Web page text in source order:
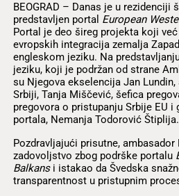
BEOGRAD – Danas je u rezidenciji
predstavljen portal European
Portal je deo šireg projekta koji
evropskih integracija zemalja
engleskom jeziku. Na
jeziku, koji je podržan od strane
su Njegova ekselencija Jan
Srbiji, Tanja Miščević, šefica
pregovora o pristupanju Srbije EU
portala, Nemanja Todorović Štiplija.
Pozdravljajući prisutne, ambasador
zadovoljstvo zbog podrške portalu
Balkans i istakao da Švedska
transparentnost u pristupnim